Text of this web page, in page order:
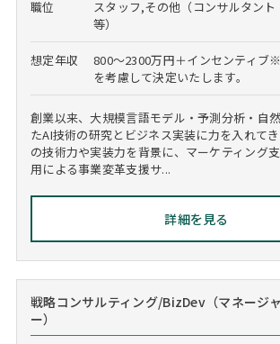
職位
スタッフ,その他（コンサルタント
等）
想定年収
800～2300万円＋インセンティブ
を考慮して決定いたします。
創業以来、大規模言語モデル・予測分析・自
たAI技術の研究とビジネス実装に力を入れて
の技術力や実装力を背景に、マーケティング
用による事業変革支援サ...
詳細を見る
戦略コンサルティング/BizDev（マネージ
ー）